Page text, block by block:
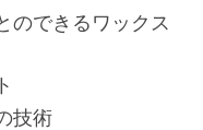
のできるワックス
技術